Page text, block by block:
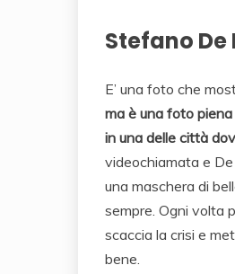
Stefano
E’ una foto che
ma è una foto piena
in una delle città
videochiamata e
una maschera di
sempre. Ogni volta
scaccia la crisi e
bene.